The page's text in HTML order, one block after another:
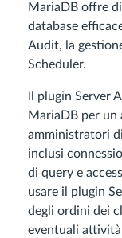
MariaDB offre
database
Audit, la
Scheduler.
Il plugin Server
MariaDB per un
amministratori di
inclusi
di query e
usare il plugin
degli ordini dei
eventuali